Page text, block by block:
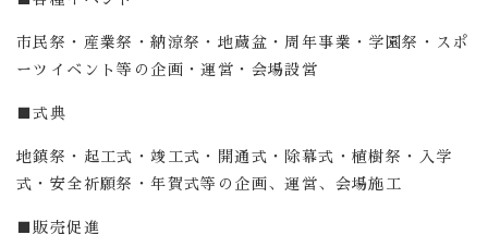
市民祭・産業祭・納涼祭・地蔵盆・周年事業・学園祭・スポ
ーツイベント等の企画・運営・会場設営
■式典
地鎮祭・起工式・竣工式・開通式・除幕式・植樹祭・入学
式・安全祈願祭・年賀式等の企画、運営、会場施工
■販売促進